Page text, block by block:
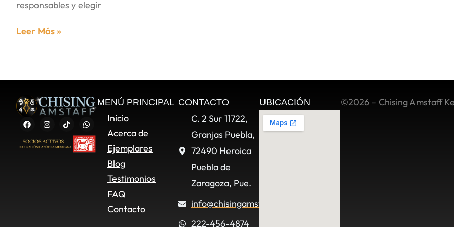
responsables y elegir
Leer Más »
MENÚ PRINCIPAL
Inicio
Acerca de
Ejemplares
Blog
Testimonios
FAQ
Contacto
CONTACTO
C. 2 Sur 11722,
Granjas Puebla,
72490 Heroica
Puebla de
Zaragoza, Pue.
info@chisingamstaff.com
222-456-4874
UBICACIÓN ©2026 – Chising Amstaff